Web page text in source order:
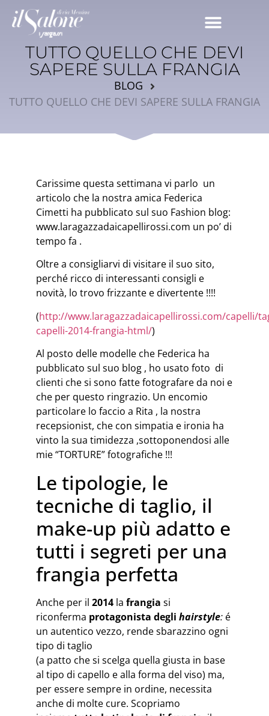
TUTTO QUELLO CHE DEVI
SAPERE SULLA FRANGIA
BLOG
TUTTO QUELLO CHE DEVI SAPERE SULLA FRANGIA
Carissime questa settimana vi parlo un
articolo che la nostra amica Federica
Cimetti ha pubblicato sul suo Fashion blog:
www.laragazzadaicapellirossi.com un po’ di
tempo fa .
Oltre a consigliarvi di visitare il suo sito,
perché ricco di interessanti consigli e
novità, lo trovo frizzante e divertente !!!!
(http://www.laragazzadaicapellirossi.com/capelli/
capelli-2014-frangia-html/)
Al posto delle modelle che Federica ha
pubblicato sul suo blog , ho usato foto di
clienti che si sono fatte fotografare da noi e
che per questo ringrazio. Un encomio
particolare lo faccio a Rita , la nostra
recepsionist, che con simpatia e ironia ha
vinto la sua timidezza ,sottoponendosi alle
mie “TORTURE” fotografiche !!!
Le tipologie, le
tecniche di taglio, il
make-up più adatto e
tutti i segreti per una
frangia perfetta
Anche per il 2014 la frangia si
riconferma protagonista degli hairstyle: é
un autentico vezzo, rende sbarazzino ogni
tipo di taglio
(a patto che si scelga quella giusta in base
al tipo di capello e alla forma del viso) ma,
per essere sempre in ordine, necessita
anche di molte cure. Scopriamo